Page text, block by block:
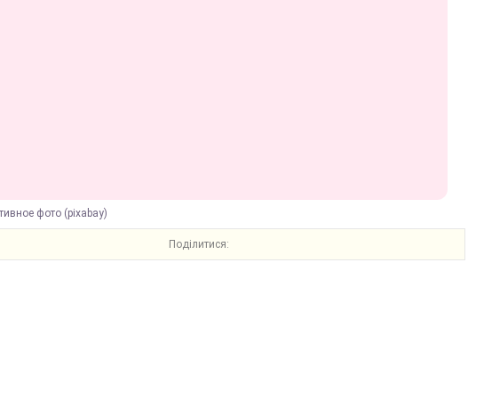
фото (pixabay)
Поділитися: